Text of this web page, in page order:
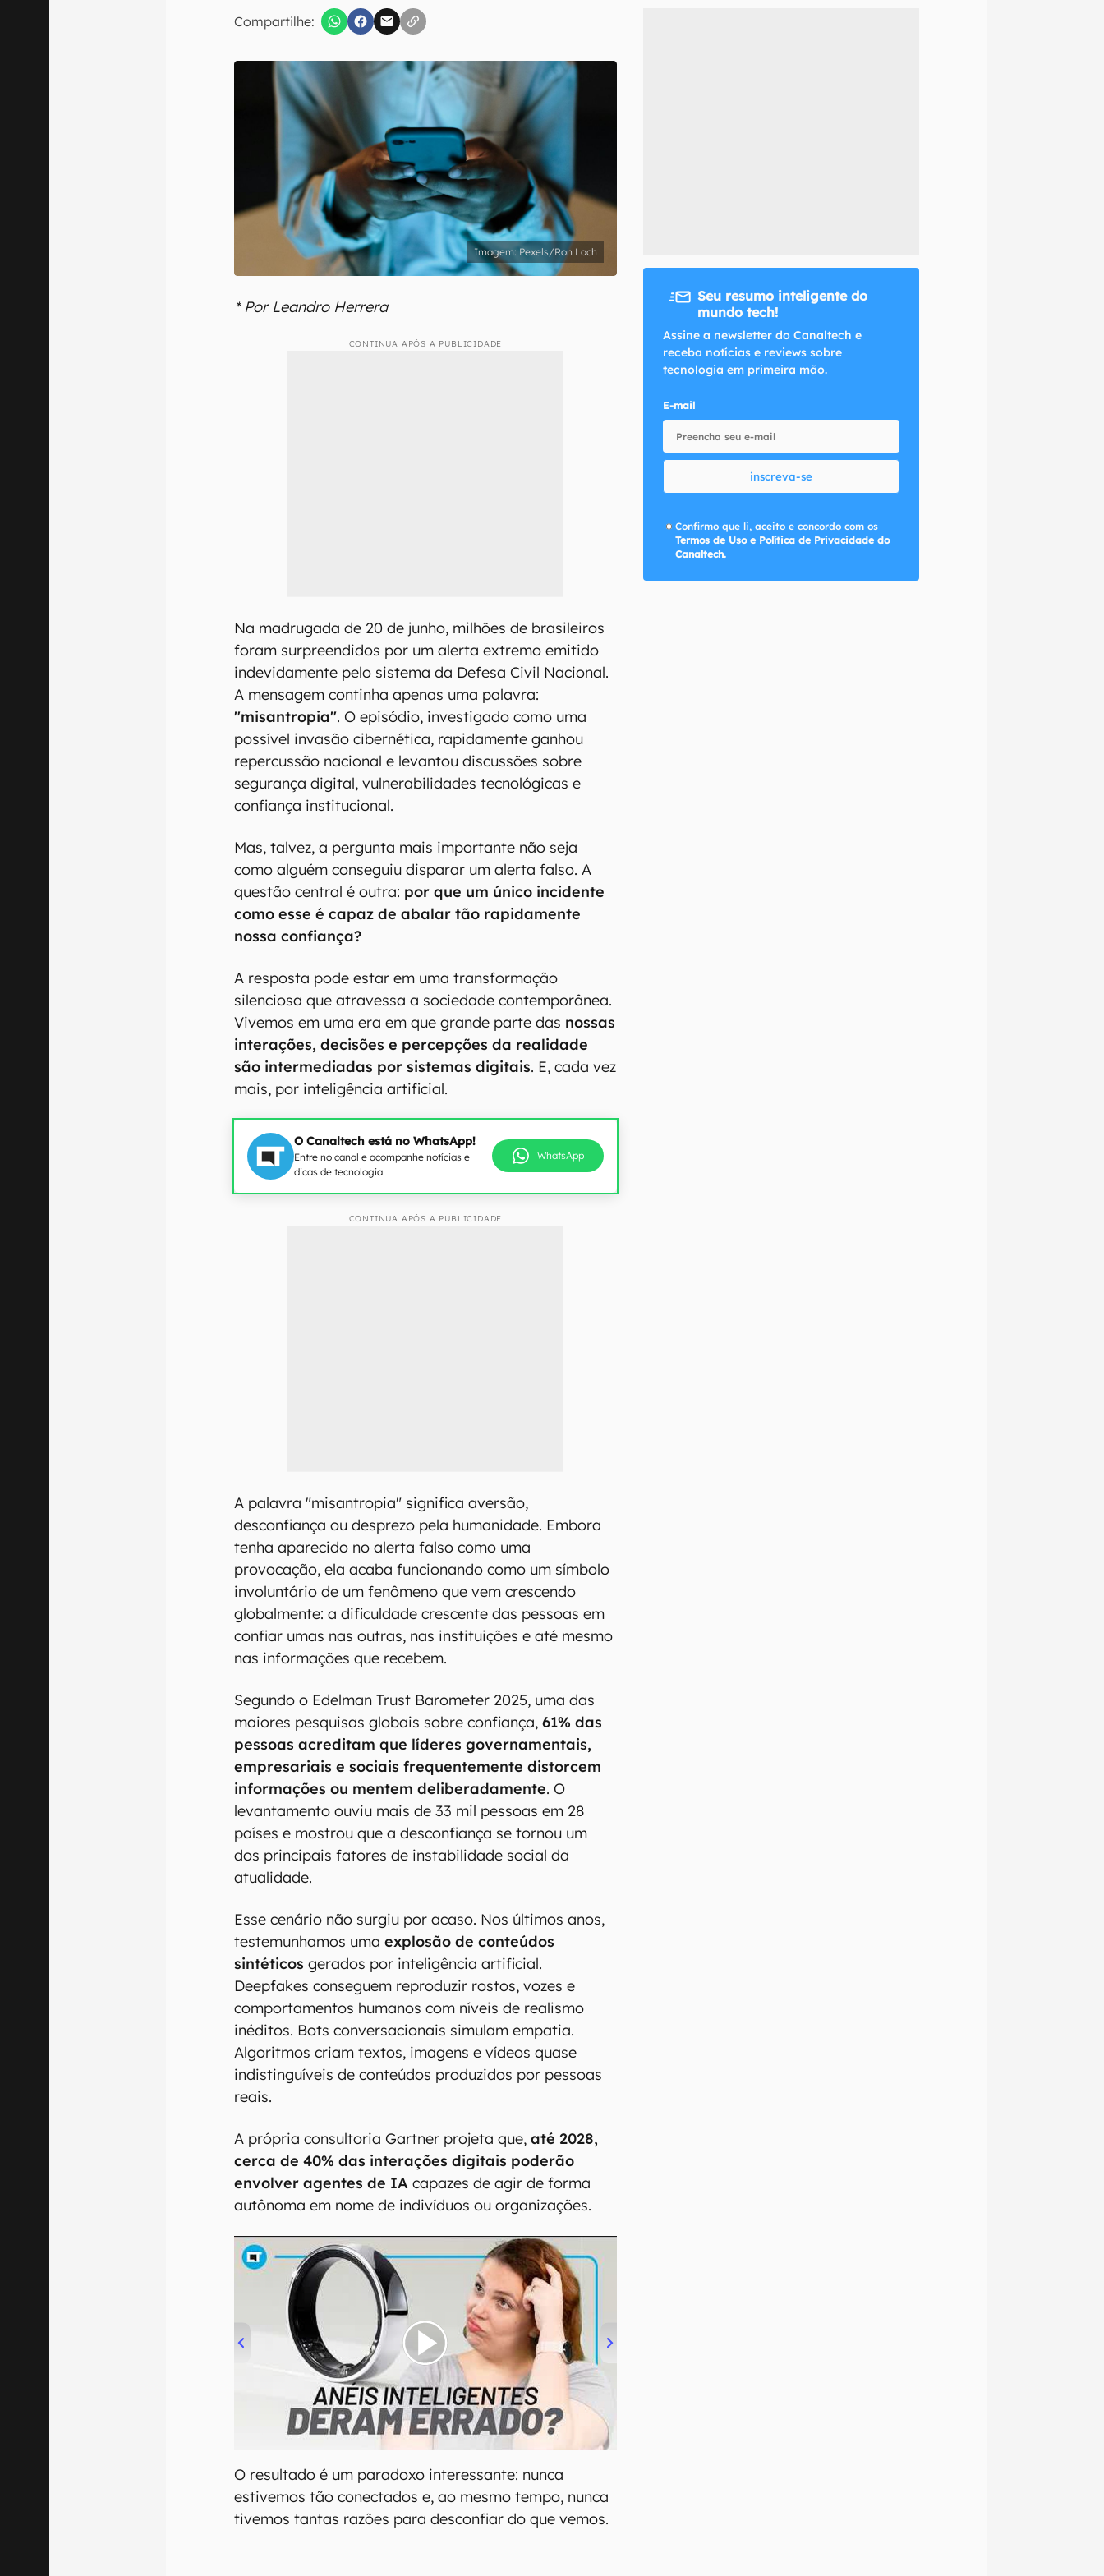
Compartilhe:
inscreva-se
Confirmo que li, aceito e concordo com os Termos de Uso e Política de Privacidade do Canaltech.
Pexels/Ron Lach
* Por Leandro Herrera
CONTINUA APÓS A PUBLICIDADE
Na madrugada de 20 de junho, milhões de brasileiros
foram surpreendidos por um alerta extremo emitido
indevidamente pelo sistema da Defesa Civil Nacional.
A mensagem continha apenas uma palavra:
"misantropia". O episódio, investigado como uma
possível invasão cibernética, rapidamente ganhou
repercussão nacional e levantou discussões sobre
segurança digital, vulnerabilidades tecnológicas e
confiança institucional.
Mas, talvez, a pergunta mais importante não seja
como alguém conseguiu disparar um alerta falso. A
questão central é outra: por que um único incidente
como esse é capaz de abalar tão rapidamente
nossa confiança?
A resposta pode estar em uma transformação
silenciosa que atravessa a sociedade contemporânea.
Vivemos em uma era em que grande parte das nossas
interações, decisões e percepções da realidade
são intermediadas por sistemas digitais. E, cada vez
mais, por inteligência artificial.
O Canaltech está no WhatsApp!
Entre no canal e acompanhe notícias e
dicas de tecnologia
WhatsApp
CONTINUA APÓS A PUBLICIDADE
A palavra "misantropia" significa aversão,
desconfiança ou desprezo pela humanidade. Embora
tenha aparecido no alerta falso como uma
provocação, ela acaba funcionando como um símbolo
involuntário de um fenômeno que vem crescendo
globalmente: a dificuldade crescente das pessoas em
confiar umas nas outras, nas instituições e até mesmo
nas informações que recebem.
Segundo o Edelman Trust Barometer 2025, uma das
maiores pesquisas globais sobre confiança,61% das
pessoas acreditam que líderes governamentais,
empresariais e sociais frequentemente distorcem
informações ou mentem deliberadamente. O
levantamento ouviu mais de 33 mil pessoas em 28
países e mostrou que a desconfiança se tornou um
dos principais fatores de instabilidade social da
atualidade.
Esse cenário não surgiu por acaso. Nos últimos anos,
testemunhamos umaexplosão de conteúdos
sintéticos gerados por inteligência artificial.
Deepfakes conseguem reproduzir rostos, vozes e
comportamentos humanos com níveis de realismo
inéditos. Bots conversacionais simulam empatia.
Algoritmos criam textos, imagens e vídeos quase
indistinguíveis de conteúdos produzidos por pessoas
reais.
A própria consultoria Gartner projeta que,até 2028,
cerca de 40% das interações digitais poderão
envolver agentes de IA capazes de agir de forma
autônoma em nome de indivíduos ou organizações.
00:00/21:11
O resultado é um paradoxo interessante: nunca
estivemos tão conectados e, ao mesmo tempo, nunca
tivemos tantas razões para desconfiar do que vemos.
Seu resumo inteligente do
mundo tech!
Assine a newsletter do Canaltech e
receba notícias e reviews sobre
tecnologia em primeira mão.
E-mail
inscreva-se
Confirmo que li, aceito e concordo com os
Termos de Uso e Política de Privacidade do
Canaltech.